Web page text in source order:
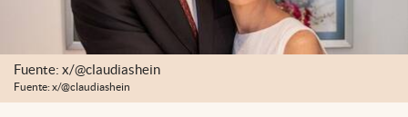
Fuente: x/@claudiashein
Fuente: x/@claudiashein